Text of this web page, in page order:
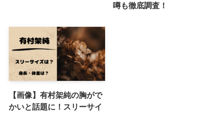
噂も徹底調査！
【画像】有村架純の胸がで
かいと話題に！スリーサイ